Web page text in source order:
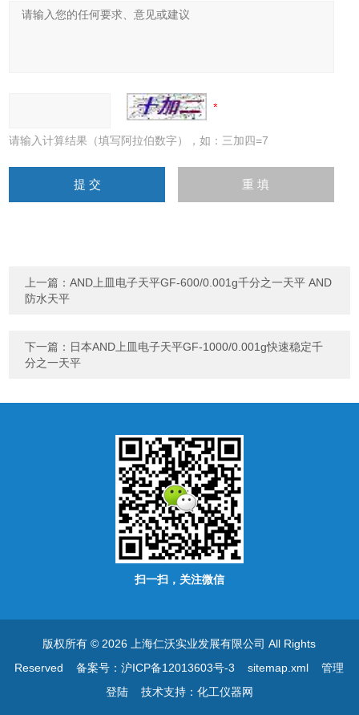
请输入计算结果（填写阿拉伯数字），如：三加四=7
上一篇：AND上皿电子天平GF-600/0.001g千分之一天平 AND
防水天平
下一篇： 日本AND上皿电子天平GF-1000/0.001g快速稳定千
分之一天平
扫一扫，关注微信
版权所有 © 2026 上海仁沃实业发展有限公司 All Rights
Reserved备案号：沪ICP备12013603号-3 sitemap.xml
管理
登陆技术支持： 化工仪器网